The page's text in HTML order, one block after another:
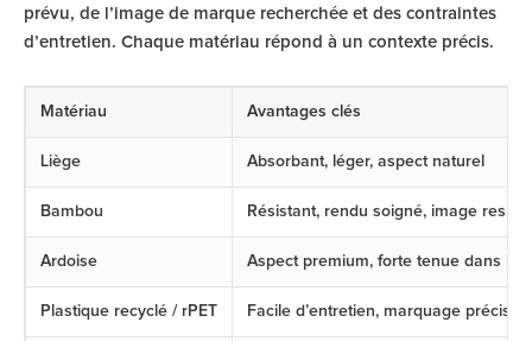
prévu, de l’image de marque recherchée et des contraintes
d’entretien. Chaque matériau répond à un contexte précis.
Matériau Avantages clés
Liège Absorbant, léger, aspect naturel
Bambou Résistant, rendu soigné, image
Ardoise Aspect premium, forte tenue dans le
Plastique recyclé / rPET Facile d’entretien, marquage précis